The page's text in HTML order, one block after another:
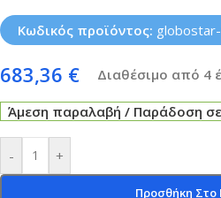
Κωδικός προϊόντος:
683,36 € Διαθέσιμο από 4
Άμεση παραλαβή / Παράδοση
- +
Προσθήκη Στο